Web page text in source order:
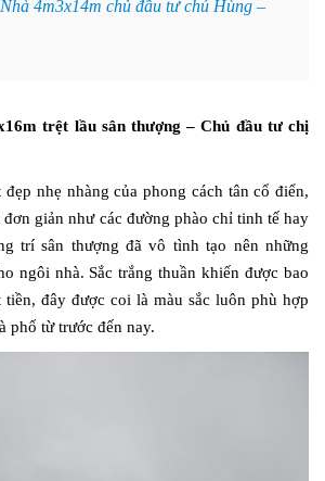
Nhà 4m3x14m chủ đầu tư chú Hùng –
trệt lầu sân thượng – Chủ đầu tư chị
nhẹ nhàng của phong cách tân cổ điển,
giản như các đường phào chỉ tinh tế hay
trí sân thượng đã vô tình tạo nên những
ngôi nhà. Sắc trắng thuần khiến được bao
tiền, đây được coi là màu sắc luôn phù hợp
phố từ trước đến nay.